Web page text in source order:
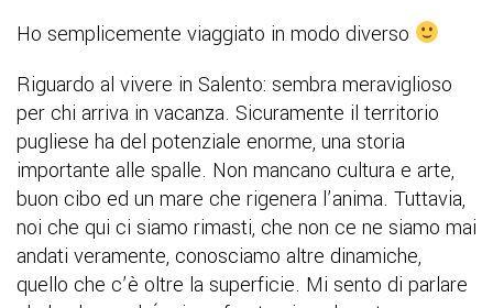
Ho semplicemente viaggiato in modo diverso
Riguardo al vivere in Salento: sembra meraviglioso
per chi arriva in vacanza. Sicuramente il territorio
pugliese ha del potenziale enorme, una storia
importante alle spalle. Non mancano cultura e arte,
buon cibo ed un mare che rigenera l’anima. Tuttavia,
noi che qui ci siamo rimasti, che non ce ne siamo mai
andati veramente, conosciamo altre dinamiche,
quello che c’è oltre la superficie. Mi sento di parlare